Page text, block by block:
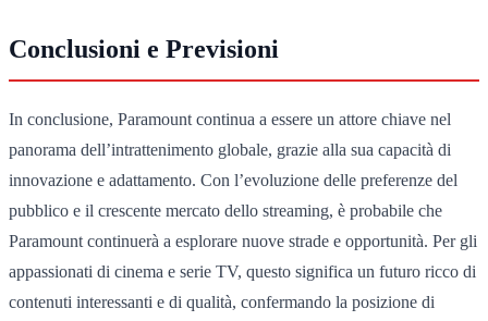
Conclusioni e Previsioni
In conclusione, Paramount continua a essere un attore chiave nel
panorama dell’intrattenimento globale, grazie alla sua capacità di
innovazione e adattamento. Con l’evoluzione delle preferenze del
pubblico e il crescente mercato dello streaming, è probabile che
Paramount continuerà a esplorare nuove strade e opportunità. Per gli
appassionati di cinema e serie TV, questo significa un futuro ricco di
contenuti interessanti e di qualità, confermando la posizione di